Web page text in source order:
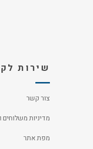
שירות
צור קשר
מדיניות משלוחים
מפת אתר